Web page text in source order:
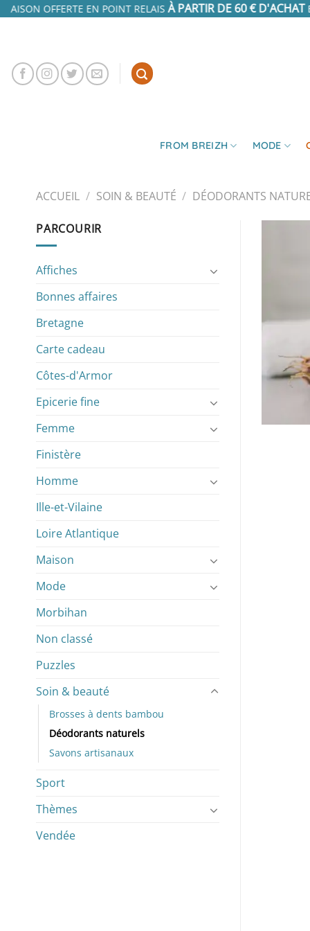
PasserOFFERTE EN POINT RELAISÀ PARTIR DE 60 € D'ACHAT
FROM BREIZH MODE
ACCUEIL / SOIN & BEAUTÉ / DÉODORANTS
PARCOURIR
Affiches
Bonnes affaires
Bretagne
Carte cadeau
Côtes-d'Armor
Epicerie fine
Femme
Finistère
Homme
Ille-et-Vilaine
Loire Atlantique
Maison
Mode
Morbihan
Non classé
Puzzles
Soin & beauté
Brosses à dents bambou
Déodorants naturels
Savons artisanaux
Sport
Thèmes
Vendée